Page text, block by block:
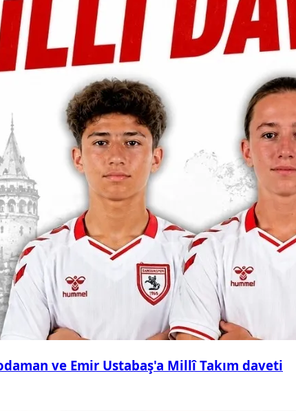
ve Emir Ustabaş'a Millî Takım daveti